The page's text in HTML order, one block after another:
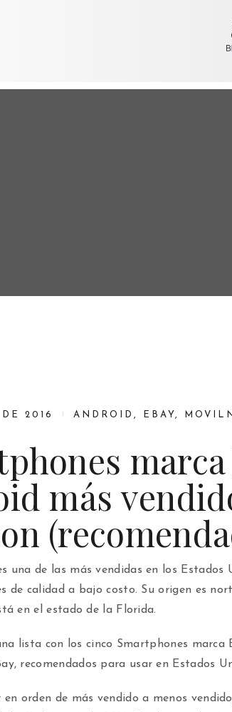
2016 ANDROID , EBAY,
más
una de las más vendidas en los
de calidad a bajo costo. Su origen es
en el estado de la Florida.
lista con los cinco Smartphones marca
recomendados para usar en Estados
en orden de más vendido a menos